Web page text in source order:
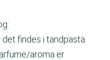
findes i tandpasta.
aroma er